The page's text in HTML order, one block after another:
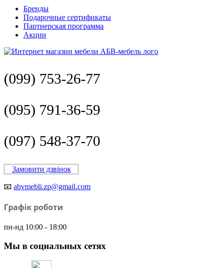
Бренды
Подарочные сертификаты
Партнерская программа
Акции
(099) 753-26-77
(095) 791-36-59
(097) 548-37-70
Замовити дзвінок
📧 abvmebli.zp@gmail.com
Графік роботи
пн-нд 10:00 - 18:00
Мы в социальных сетях